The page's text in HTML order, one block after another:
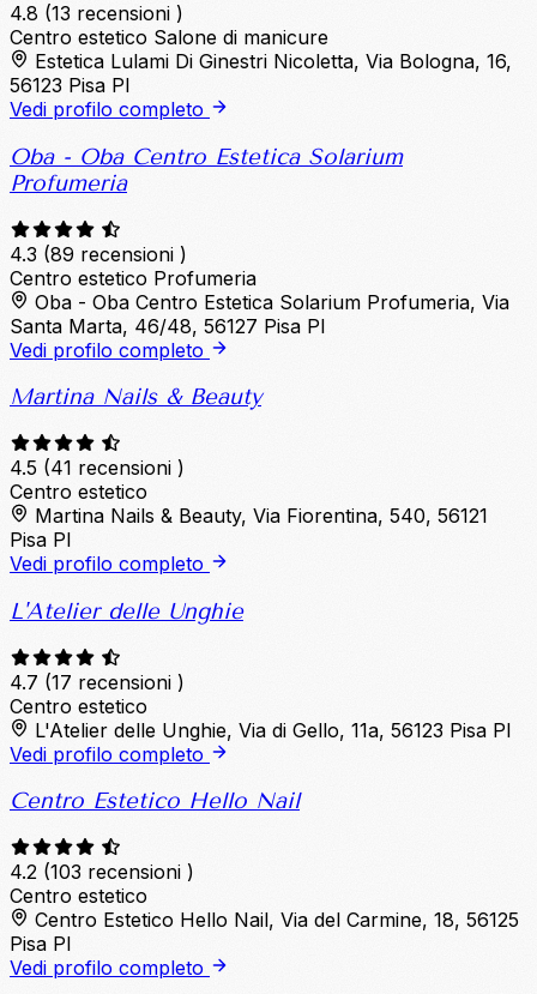
4.8 (13 recensioni )
Centro estetico Salone di manicure
Estetica Lulami Di Ginestri Nicoletta, Via Bologna, 16,
56123 Pisa PI
Vedi profilo completo
Oba - Oba Centro Estetica Solarium
Profumeria
4.3 (89 recensioni )
Centro estetico Profumeria
Oba - Oba Centro Estetica Solarium Profumeria, Via
Santa Marta, 46/48, 56127 Pisa PI
Vedi profilo completo
Martina Nails & Beauty
4.5 (41 recensioni )
Centro estetico
Martina Nails & Beauty, Via Fiorentina, 540, 56121
Pisa PI
Vedi profilo completo
L'Atelier delle Unghie
4.7 (17 recensioni )
Centro estetico
L'Atelier delle Unghie, Via di Gello, 11a, 56123 Pisa PI
Vedi profilo completo
Centro Estetico Hello Nail
4.2 (103 recensioni )
Centro estetico
Centro Estetico Hello Nail, Via del Carmine, 18, 56125
Pisa PI
Vedi profilo completo